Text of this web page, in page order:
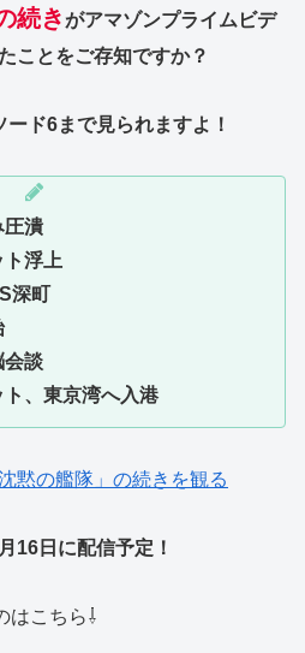
続きがアマゾンプライムビデ
ことをご存知ですか？
ド6まで見られますよ！
圧潰
浮上
深町
会談
、東京湾へ入港
黙の艦隊」の続きを観る
16日に配信予定！
はこちら⇩